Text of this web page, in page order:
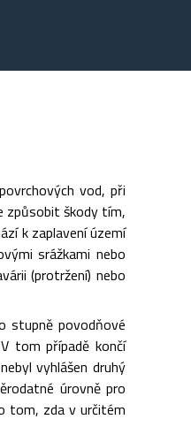
vod, při
způsobit škody tím,
k zaplavení území
srážkami nebo
(protržení) nebo
stupně povodňové
tom případě končí
vyhlášen druhý
úrovně pro
tom, zda v určitém